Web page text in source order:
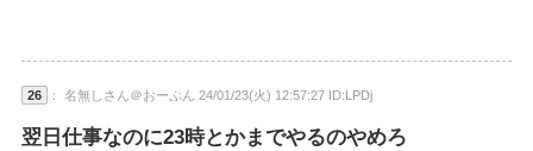
26 ： 名無しさん＠おーぷん 24/01/23(火) 12:57:27 ID:LPDj
翌日仕事なのに23時とかまでやるのやめろ